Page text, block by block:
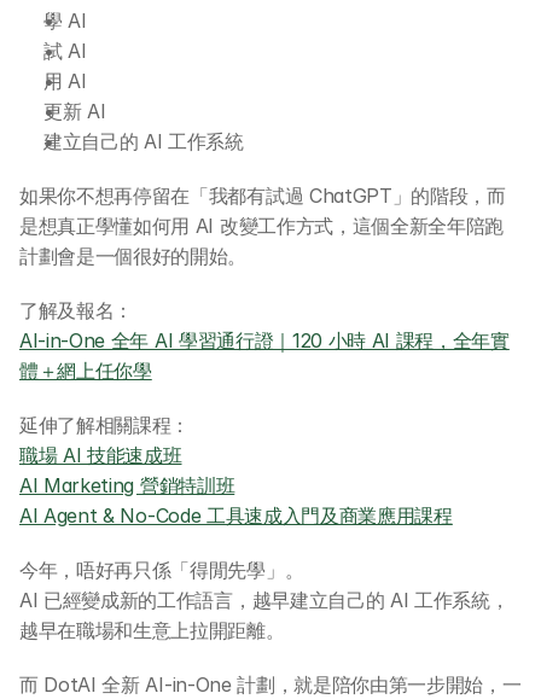
學 AI
試 AI
用 AI
更新 AI
建立自己的 AI 工作系統
如果你不想再停留在「我都有試過 ChatGPT」的階段，而
是想真正學懂如何用 AI 改變工作方式，這個全新全年陪跑
計劃會是一個很好的開始。
了解及報名：
AI-in-One 全年 AI 學習通行證｜120 小時 AI 課程，全年實
體＋網上任你學
延伸了解相關課程：
職場 AI 技能速成班
AI Marketing 營銷特訓班
AI Agent & No-Code 工具速成入門及商業應用課程
今年，唔好再只係「得閒先學」。
AI 已經變成新的工作語言，越早建立自己的 AI 工作系統，
越早在職場和生意上拉開距離。
而 DotAI 全新 AI-in-One 計劃，就是陪你由第一步開始，一